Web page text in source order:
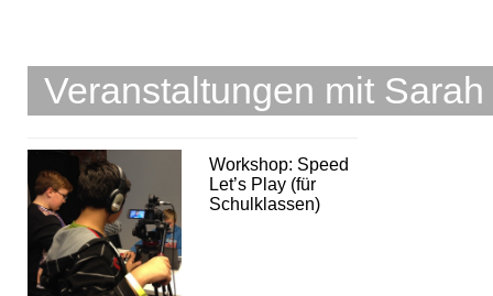
Veranstaltungen mit
Workshop: Speed
Let’s Play (für
Schulklassen)